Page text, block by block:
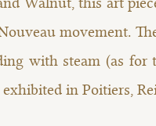
movement.
with steam (as for
in Poitiers,